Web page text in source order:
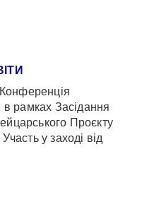
в рамках Засідання
Проєкту
у заході від